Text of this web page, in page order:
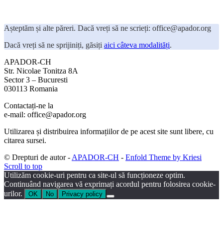
Așteptăm și alte păreri. Dacă vreți să ne scrieți: office@apador.org
Dacă vreți să ne sprijiniți, găsiți aici câteva modalități.
APADOR-CH
Str. Nicolae Tonitza 8A
Sector 3 – Bucuresti
030113 Romania
Contactați-ne la
e-mail: office@apador.org
Utilizarea și distribuirea informațiilor de pe acest site sunt libere, cu
citarea sursei.
© Drepturi de autor - APADOR-CH - Enfold Theme by Kriesi
Scroll to top
Utilizăm cookie-uri pentru ca site-ul să funcționeze optim.
Continuând navigarea vă exprimați acordul pentru folosirea cookie-
urilor.
OK No Privacy policy